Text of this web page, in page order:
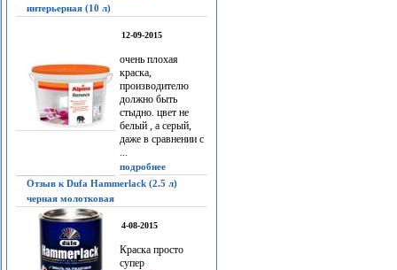
интерьерная (10 л)
12-09-2015
очень плохая
краска,
производителю
должно быть
стыдно. цвет не
белый , а серый,
даже в сравнении с
...
подробнее
Отзыв к Dufa Hammerlack (2.5 л)
черная молотковая
4-08-2015
Краска просто
супер